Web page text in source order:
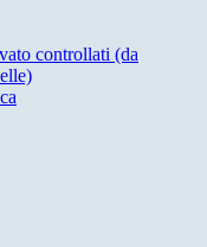
controllati (da